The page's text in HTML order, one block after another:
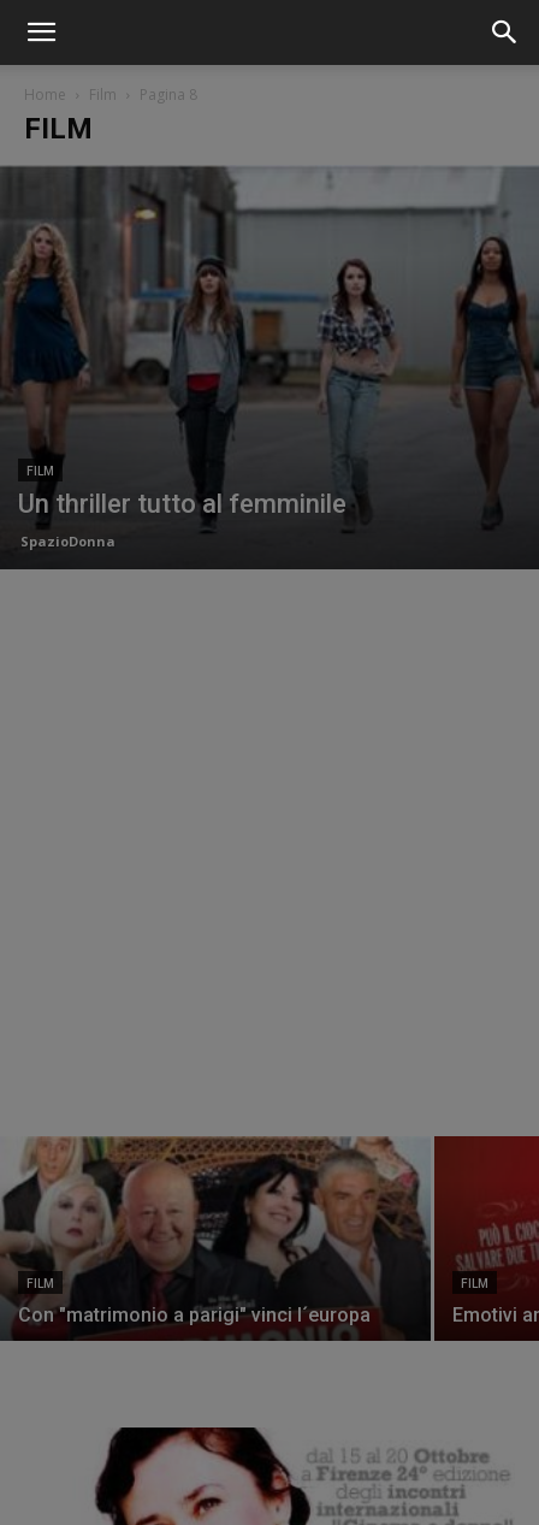
Home Film Pagina 8
FILM
FILM
Un thriller tutto al femminile
SpazioDonna
FILM
Con "matrimonio a parigi" vinci l´europa
FILM
Emotivi